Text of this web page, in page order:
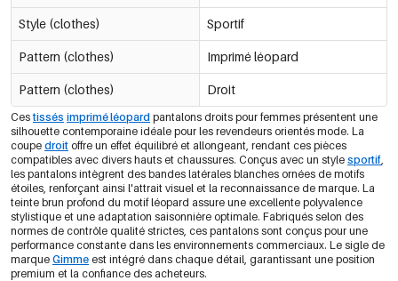
Style (clothes) Sportif
Pattern (clothes) Imprimé léopard
Pattern (clothes) Droit
Cestissés imprimé léopard pantalons droits pour femmes présentent une
silhouette contemporaine idéale pour les revendeurs orientés mode. La
coupe droit offre un effet équilibré et allongeant, rendant ces pièces
compatibles avec divers hauts et chaussures. Conçus avec un style sportif,
les pantalons intègrent des bandes latérales blanches ornées de motifs
étoiles, renforçant ainsi l'attrait visuel et la reconnaissance de marque. La
teinte brun profond du motif léopard assure une excellente polyvalence
stylistique et une adaptation saisonnière optimale. Fabriqués selon des
normes de contrôle qualité strictes, ces pantalons sont conçus pour une
performance constante dans les environnements commerciaux. Le sigle de
marque Gimme est intégré dans chaque détail, garantissant une position
premium et la confiance des acheteurs.